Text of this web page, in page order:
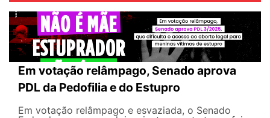
Em votação relâmpago, Senado aprova
PDL da Pedofilia e do Estupro
Em votação relâmpago e esvaziada, o Senado